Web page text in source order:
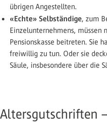
übrigen Angestellten.
«Echte» Selbständige, zum
Einzelunternehmens, müssen
Pensionskasse beitreten. Sie
freiwillig zu tun. Oder sie
Säule, insbesondere über die
Altersgutschriften